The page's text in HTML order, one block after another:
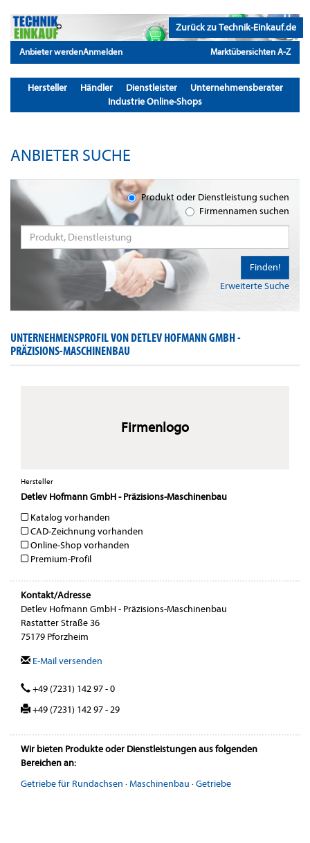
Zurück zu Technik-Einkauf.de
Anbieter werdenAnmelden Marktübersichten A-Z
Hersteller Händler Dienstleister
Unternehmensberater
Industrie Online-Shops
ANBIETER SUCHE
Produkt oder Dienstleistung suchen
Firmennamen suchen
Erweiterte Suche
Finden!
UNTERNEHMENSPROFIL VON DETLEV HOFMANN GMBH -
PRÄZISIONS-MASCHINENBAU
Firmenlogo
Hersteller
Detlev Hofmann GmbH - Präzisions-Maschinenbau
Katalog vorhanden
CAD-Zeichnung vorhanden
Online-Shop vorhanden
Premium-Profil
Kontakt/Adresse
Detlev Hofmann GmbH - Präzisions-Maschinenbau
Rastatter Straße 36
75179 Pforzheim
E-Mail versenden
+49 (7231) 142 97 - 0
+49 (7231) 142 97 - 29
Wir bieten Produkte oder Dienstleistungen aus folgenden
Bereichen an:
Getriebe für Rundachsen ·Maschinenbau ·Getriebe